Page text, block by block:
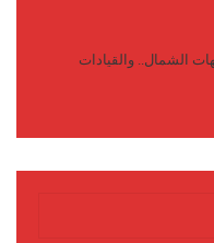
الشمال.. والقيادات